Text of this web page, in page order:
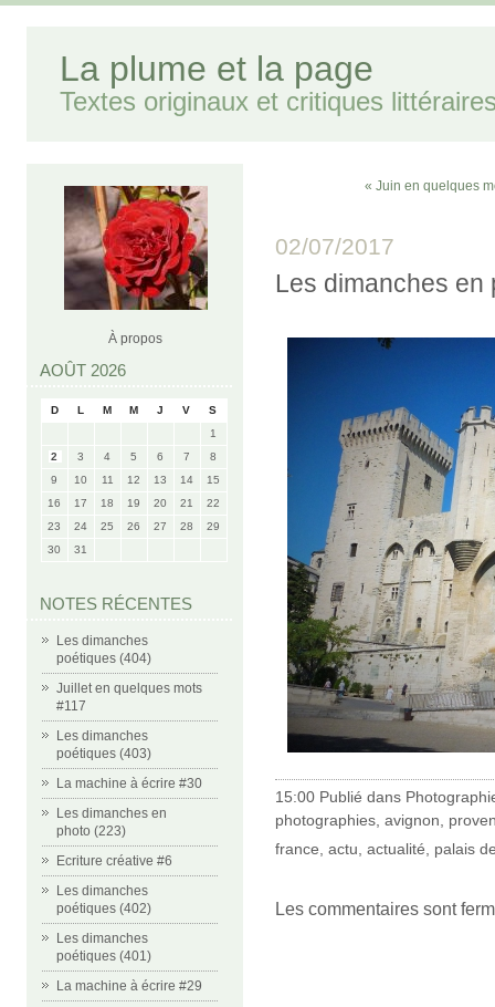
La plume et la page
Textes originaux et critiques
À propos
AOÛT 2026
D L M M J V
S
1
2
3 4 5 6 7
8
9
10 11 12 13 14
15
16
17 18 19 20 21
22
23
24 25 26 27 28
29
30
31
NOTES RÉCENTES
Les dimanches
poétiques (404)
Juillet en quelques mots
#117
Les dimanches
poétiques (403)
La machine à écrire #30
Les dimanches en
photo (223)
Ecriture créative #6
Les dimanches
poétiques (402)
Les dimanches
poétiques (401)
La machine à écrire #29
« Juin en quelques
02/07/2017
Les dimanches en
15:00 Publié dans
photographies avignon
france actu actualité palais
Les commentaires sont